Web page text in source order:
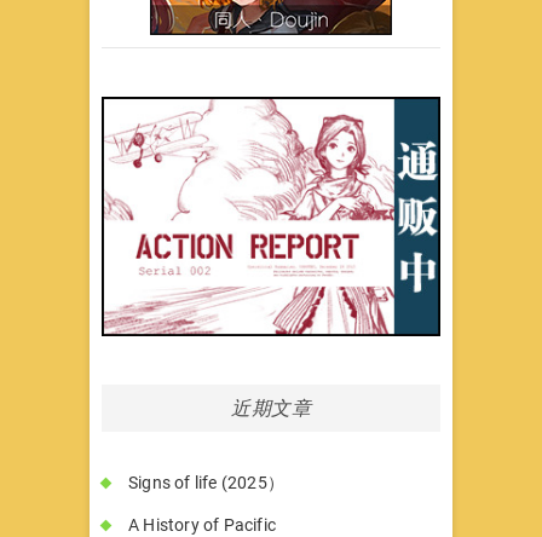
近期文章
Signs of life (2025）
A History of Pacific